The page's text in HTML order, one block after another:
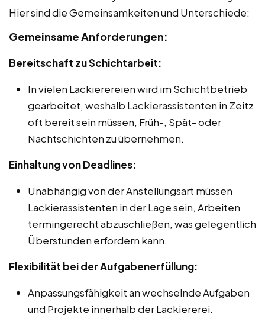
Hier sind die Gemeinsamkeiten und Unterschiede:
Gemeinsame Anforderungen:
Bereitschaft zu Schichtarbeit:
In vielen Lackierereien wird im Schichtbetrieb
gearbeitet, weshalb Lackierassistenten in Zeitz
oft bereit sein müssen, Früh-, Spät- oder
Nachtschichten zu übernehmen.
Einhaltung von Deadlines:
Unabhängig von der Anstellungsart müssen
Lackierassistenten in der Lage sein, Arbeiten
termingerecht abzuschließen, was gelegentlich
Überstunden erfordern kann.
Flexibilität bei der Aufgabenerfüllung:
Anpassungsfähigkeit an wechselnde Aufgaben
und Projekte innerhalb der Lackiererei.